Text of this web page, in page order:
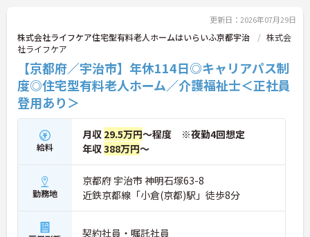
ひとりに深く寄り添う介護が実現可能です。また、1
5年間で100事業所以上へと拡大した安定した経営基
盤のもと、賞与年2回や業績賞与、退職金制度もし
っかりと整備されています。介護職員からリーダ
ー、施設長候補へと進む明確なキャリアパスも用意
されており、長期的な視点で着実にステップアップ
していける環境です。
★おすすめPOINT★
【個別性を尊重したケアで、深く寄り添う介護を実
践できます】
・利用者様の生活歴や趣味、食の好みなどを尊重し
たケアを実践しており、お一人おひとりの人生に寄
り添った意義深い関わりが持てます 。
・これまでの生活習慣の継続やご家族との絆を大切
にして支援にあたることで、利用者様から直接感謝
更新日：2026年07月29日
株式会社ライフケア住宅型有料老人ホームはいらいふ京都宇治
株式会
社ライフケア
【京都府／宇治市】年休114日◎キャリアパス制
度◎住宅型有料老人ホーム／介護福祉士＜正社員
登用あり＞
給料
月収 29.5万円～程度 ※夜勤4回想定
年収388万円～
勤務地
京都府 宇治市 神明石塚63-8
近鉄京都線「小倉(京都)駅」徒歩8分
契約社員・嘱託社員